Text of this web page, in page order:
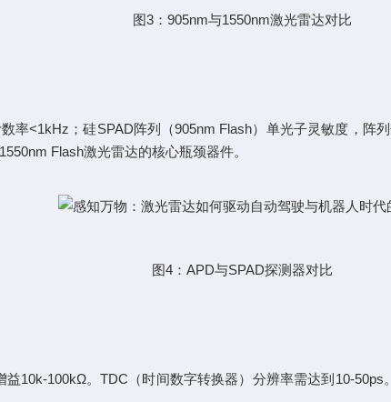
图3：905nm与1550nm激光雷达对比
率<1kHz；硅SPAD阵列（905nm Flash）单光子灵敏度，阵
Flash激光雷达的核心瓶颈器件。
图4：APD与SPAD探测器对比
10k-100kΩ。TDC（时间数字转换器）分辨率需达到10-